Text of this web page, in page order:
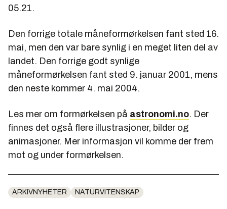
05.21.
Den forrige totale måneformørkelsen fant sted 16.
mai, men den var bare synlig i en meget liten del av
landet. Den forrige godt synlige
måneformørkelsen fant sted 9. januar 2001, mens
den neste kommer 4. mai 2004.
Les mer om formørkelsen på astronomi.no. Der
finnes det også flere illustrasjoner, bilder og
animasjoner. Mer informasjon vil komme der frem
mot og under formørkelsen.
ARKIVNYHETER NATURVITENSKAP